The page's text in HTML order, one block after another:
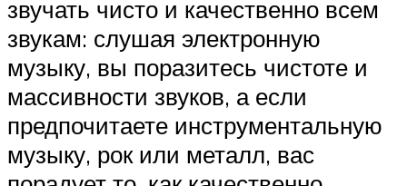
звучать чисто и качественно всем
звукам: слушая электронную
музыку, вы поразитесь чистоте и
массивности звуков, а если
предпочитаете инструментальную
музыку, рок или металл, вас